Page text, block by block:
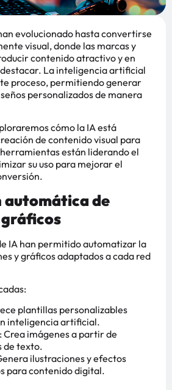
evolucionado hasta convertirse
visual, donde las marcas y
contenido atractivo y en
La inteligencia artificial
proceso, permitiendo generar
personalizados de manera
cómo la IA está
de contenido visual para
están liderando el
su uso para mejorar el
automática de
IA han permitido automatizar la
y gráficos adaptados a cada red
plantillas personalizables
inteligencia artificial.
Crea imágenes a partir de
de texto.
ilustraciones y efectos
para contenido digital.